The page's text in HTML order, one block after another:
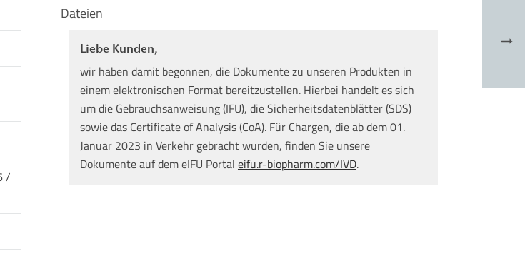
/
Dateien
Liebe Kunden,
wir haben damit begonnen, die Dokumente zu unseren Produkten in
einem elektronischen Format bereitzustellen. Hierbei handelt es sich
um die Gebrauchsanweisung (IFU), die Sicherheitsdatenblätter (SDS)
sowie das Certificate of Analysis (CoA). Für Chargen, die ab dem 01.
Januar 2023 in Verkehr gebracht wurden, finden Sie unsere
Dokumente auf dem eIFU Portal eifu.r-biopharm.com/IVD.